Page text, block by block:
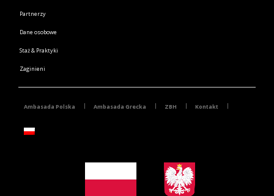
Partnerzy
Dane osobowe
Staż & Praktyki
Zaginieni
Ambasada Polska Ambasada Grecka ZBH Kontakt